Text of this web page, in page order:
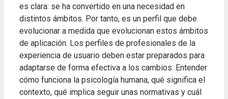
es clara: se ha convertido en una necesidad en
distintos ámbitos. Por tanto, es un perfil que debe
evolucionar a medida que evolucionan estos ámbitos
de aplicación. Los perfiles de profesionales de la
experiencia de usuario deben estar preparados para
adaptarse de forma efectiva a los cambios. Entender
cómo funciona la psicología humana, qué significa el
contexto, qué implica seguir unas normativas y cuál